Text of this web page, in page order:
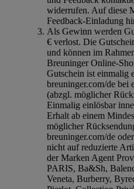
widerrufen. Auf diese
Feedback-Einladung
Als Gewinn werden
€ verlost. Die
und können im
Breuninger Online-
Gutschein ist einmalig
breuninger.com/de bei
(abzgl. möglicher
Einmalig einlösbar
Erhalt ab einem
möglicher
breuninger.com/de
nicht auf reduzierte
der Marken Agent
PARIS, Ba&Sh,
Veneta, Burberry,